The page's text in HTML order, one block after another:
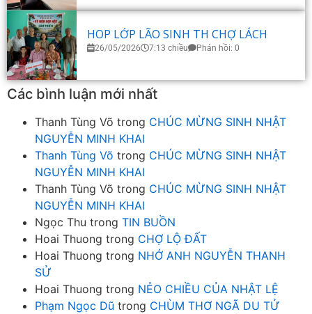
HOP LỚP LÃO SINH TH CHỢ LÁCH
26/05/2026 7:13 chiều Phản hồi: 0
Các bình luận mới nhất
Thanh Tùng Võ trong CHÚC MỪNG SINH NHẬT
NGUYỄN MINH KHAI
Thanh Tùng Võ trong CHÚC MỪNG SINH NHẬT
NGUYỄN MINH KHAI
Thanh Tùng Võ trong CHÚC MỪNG SINH NHẬT
NGUYỄN MINH KHAI
Ngọc Thu trong TIN BUỒN
Hoai Thuong trong CHỢ LỘ ĐẤT
Hoai Thuong trong NHỚ ANH NGUYỄN THANH
SỬ
Hoai Thuong trong NẺO CHIỀU CỦA NHẬT LỆ
Phạm Ngọc Dũ trong CHÙM THƠ NGÃ DU TỬ